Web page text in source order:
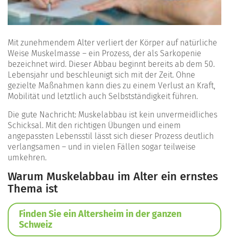
Mit zunehmendem Alter verliert der Körper auf natürliche
Weise Muskelmasse – ein Prozess, der als Sarkopenie
bezeichnet wird. Dieser Abbau beginnt bereits ab dem 50.
Lebensjahr und beschleunigt sich mit der Zeit. Ohne
gezielte Maßnahmen kann dies zu einem Verlust an Kraft,
Mobilität und letztlich auch Selbstständigkeit führen.
Die gute Nachricht: Muskelabbau ist kein unvermeidliches
Schicksal. Mit den richtigen Übungen und einem
angepassten Lebensstil lässt sich dieser Prozess deutlich
verlangsamen – und in vielen Fällen sogar teilweise
umkehren.
Warum Muskelabbau im Alter ein ernstes
Thema ist
Finden Sie ein Altersheim in der ganzen
Schweiz